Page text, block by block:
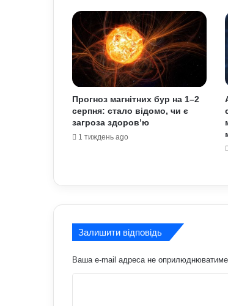
Прогноз магнітних бур на 1–2
серпня: стало відомо, чи є
загроза здоров’ю
1 тиждень ago
Залишити відповідь
Ваша e-mail адреса не